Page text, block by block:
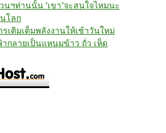
ฯท่านนั้น "เขา"จะสนใจไหมนะ
โลก
เติมเต็มพลังงานให้เช้าวันใหม่
กลายเป็นแหนมข้าว ถั่ว เห็ด